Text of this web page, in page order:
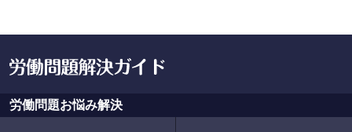
労働問題お悩み解決